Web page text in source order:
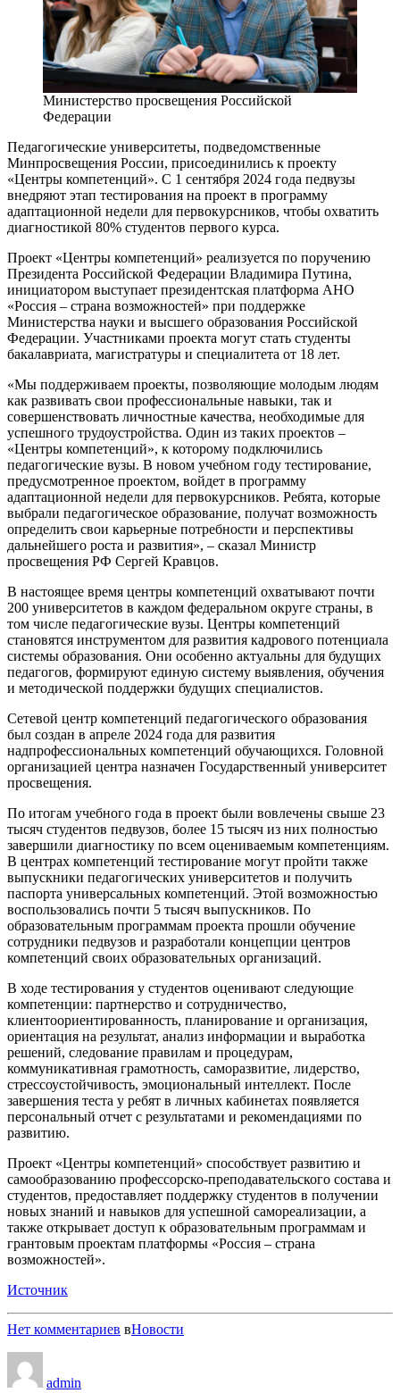
Министерство просвещения Российской
Федерации
Педагогические университеты, подведомственные
Минпросвещения России, присоединились к проекту
«Центры компетенций». С 1 сентября 2024 года педвузы
внедряют этап тестирования на проект в программу
адаптационной недели для первокурсников, чтобы охватить
диагностикой 80% студентов первого курса.
Проект «Центры компетенций» реализуется по поручению
Президента Российской Федерации Владимира Путина,
инициатором выступает президентская платформа АНО
«Россия – страна возможностей» при поддержке
Министерства науки и высшего образования Российской
Федерации. Участниками проекта могут стать студенты
бакалавриата, магистратуры и специалитета от 18 лет.
«Мы поддерживаем проекты, позволяющие молодым людям
как развивать свои профессиональные навыки, так и
совершенствовать личностные качества, необходимые для
успешного трудоустройства. Один из таких проектов –
«Центры компетенций», к которому подключились
педагогические вузы. В новом учебном году тестирование,
предусмотренное проектом, войдет в программу
адаптационной недели для первокурсников. Ребята, которые
выбрали педагогическое образование, получат возможность
определить свои карьерные потребности и перспективы
дальнейшего роста и развития», – сказал Министр
просвещения РФ Сергей Кравцов.
В настоящее время центры компетенций охватывают почти
200 университетов в каждом федеральном округе страны, в
том числе педагогические вузы. Центры компетенций
становятся инструментом для развития кадрового потенциала
системы образования. Они особенно актуальны для будущих
педагогов, формируют единую систему выявления, обучения
и методической поддержки будущих специалистов.
Сетевой центр компетенций педагогического образования
был создан в апреле 2024 года для развития
надпрофессиональных компетенций обучающихся. Головной
организацией центра назначен Государственный университет
просвещения.
По итогам учебного года в проект были вовлечены свыше 23
тысяч студентов педвузов, более 15 тысяч из них полностью
завершили диагностику по всем оцениваемым компетенциям.
В центрах компетенций тестирование могут пройти также
выпускники педагогических университетов и получить
паспорта универсальных компетенций. Этой возможностью
воспользовались почти 5 тысяч выпускников. По
образовательным программам проекта прошли обучение
сотрудники педвузов и разработали концепции центров
компетенций своих образовательных организаций.
В ходе тестирования у студентов оценивают следующие
компетенции: партнерство и сотрудничество,
клиентоориентированность, планирование и организация,
ориентация на результат, анализ информации и выработка
решений, следование правилам и процедурам,
коммуникативная грамотность, саморазвитие, лидерство,
стрессоустойчивость, эмоциональный интеллект. После
завершения теста у ребят в личных кабинетах появляется
персональный отчет с результатами и рекомендациями по
развитию.
Проект «Центры компетенций» способствует развитию и
самообразованию профессорско-преподавательского состава и
студентов, предоставляет поддержку студентов в получении
новых знаний и навыков для успешной самореализации, а
также открывает доступ к образовательным программам и
грантовым проектам платформы «Россия – страна
возможностей».
Источник
Нет комментариев вНовости
admin